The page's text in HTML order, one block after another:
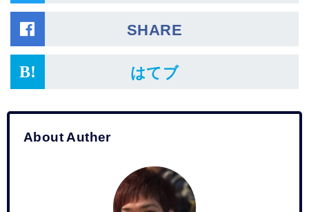
SHARE
はてブ
About Auther